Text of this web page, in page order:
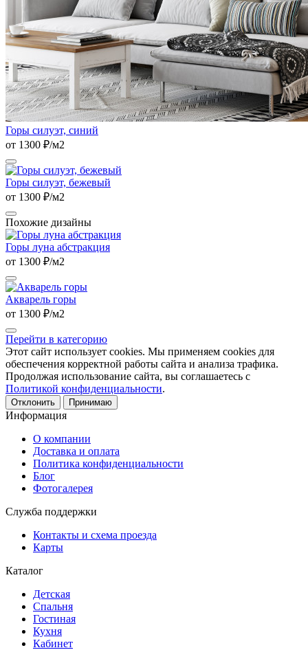
Горы силуэт, синий
от 1300 ₽/м2
Горы силуэт, бежевый
от 1300 ₽/м2
Похожие дизайны
Горы луна абстракция
от 1300 ₽/м2
Акварель горы
от 1300 ₽/м2
Перейти в категорию
Этот сайт использует cookies. Мы применяем cookies для
обеспечения корректной работы сайта и анализа трафика.
Продолжая использование сайта, вы соглашаетесь с
Политикой конфиденциальности.
Отклонить Принимаю
Информация
О компании
Доставка и оплата
Политика конфиденциальности
Блог
Фотогалерея
Служба поддержки
Контакты и схема проезда
Карты
Каталог
Детская
Спальня
Гостиная
Кухня
Кабинет